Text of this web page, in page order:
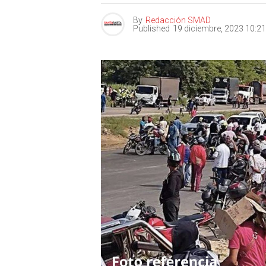
By Redacción SMAD
Published 19 diciembre, 2023